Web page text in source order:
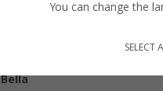
Bella
You can change the
SELECT